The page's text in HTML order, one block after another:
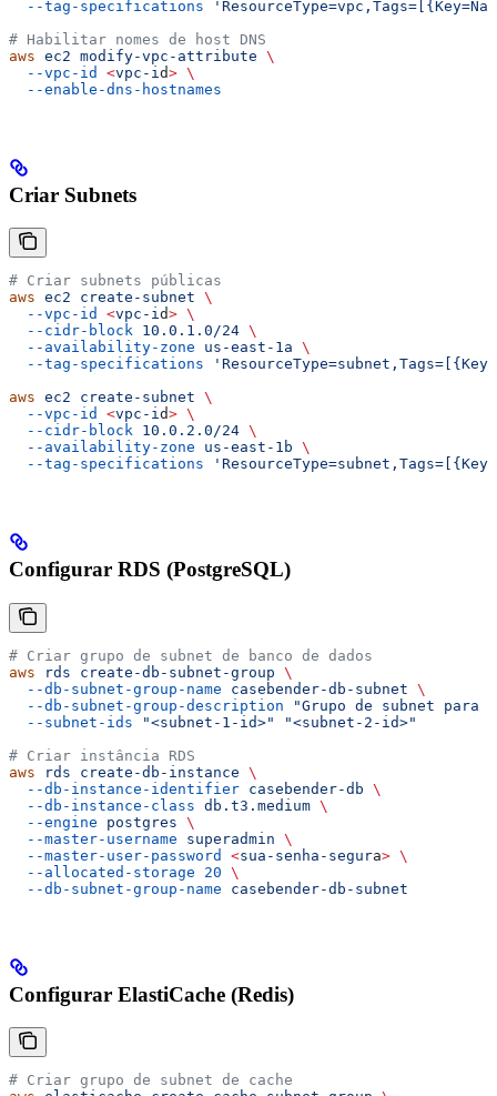
  --tag-specifications
# Habilitar nomes de host DNS
aws ec2 modify-vpc-attribute \
  --vpc-id
<vpc-i d> \
  --enable-dns-hostnames
Criar Subnets
# Criar subnets públicas
aws ec2 create-subnet \
  --vpc-id
<vpc-id> \
  --cidr-block
10.0.1.0/24 \
  --availability-zone
us-east-1a \
  --tag-specifications
aws ec2 create-subnet \
  --vpc-id
<vpc-id> \
  --cidr-block
10.0.2.0/24 \
  --availability-zone
us-east-1b \
  --tag-specifications
Configurar RDS (PostgreSQL)
# Criar grupo de subnet de banco de dados
aws rds create-db-subnet-group \
  --db-subnet-group-name
casebender-db-subnet \
  --db-subnet-group-description
"Grupo de subnet para
  --subnet-ids
"<subnet-1-id>"
"<subnet-2-id>"
# Criar instância RDS
aws rds create-db-instance \
  --db-instance-identifier
casebender-db \
  --db-instance-class
db.t3.medium \
  --engine
postgres \
  --master-username
superadmin \
  --master-user-password
<sua-senha-segura> \
  --allocated-storage
20 \
  --db-subnet-group-name
casebender-db-subnet
Configurar ElastiCache (Redis)
# Criar grupo de subnet de cache